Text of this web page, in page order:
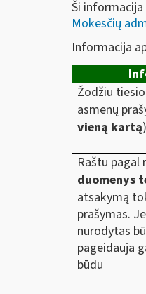
Ši
Mokesčių
Informacija
Žodžiu
asmenų
vieną kartą)
Raštu pagal
duomenys
atsakymą
prašymas.
nurodytas
pageidauja
būdu